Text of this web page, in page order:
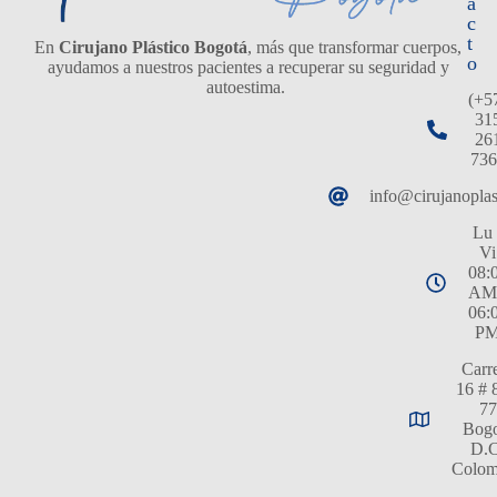
En Cirujano Plástico Bogotá, más que transformar cuerpos,
ayudamos a nuestros pacientes a recuperar su seguridad y
autoestima.
c
t
o
Lu
Vi
16 #
77